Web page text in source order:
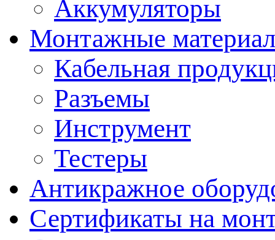
Аккумуляторы
Монтажные
Кабельная
Разъемы
Инструмент
Тестеры
Антикражное
Сертификаты на